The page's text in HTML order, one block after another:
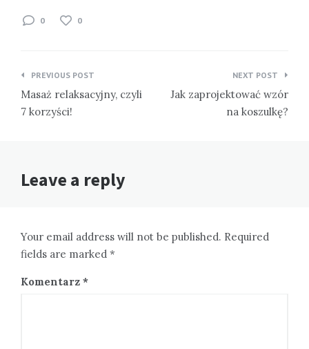
0 0
Nawigacja
wpisu
PREVIOUS POST
Masaż relaksacyjny, czyli
7 korzyści!
NEXT POST
Jak zaprojektować wzór
na koszulkę?
Leave a reply
Your email address will not be published. Required
fields are marked *
Komentarz *